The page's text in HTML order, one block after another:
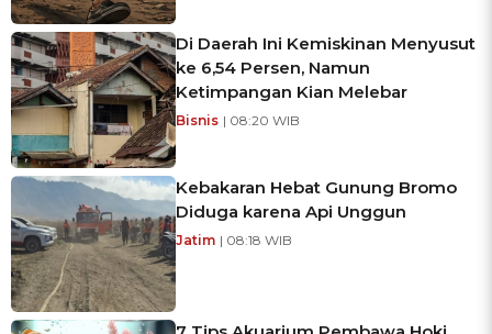
Di Daerah Ini Kemiskinan Menyusut
ke 6,54 Persen, Namun
Ketimpangan Kian Melebar
Bisnis | 08:20 WIB
Kebakaran Hebat Gunung Bromo
Diduga karena Api Unggun
Jatim | 08:18 WIB